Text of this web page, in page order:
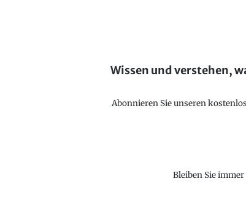
Wissen und verstehen,
Abonnieren Sie unseren
Bleiben Sie